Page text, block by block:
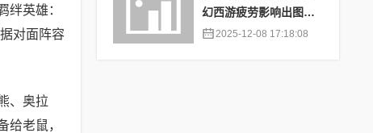
英雄：
对面阵容
、奥拉
给老鼠，
幻西游疲劳影响出图率
吗 2025-12-08 17:18:08